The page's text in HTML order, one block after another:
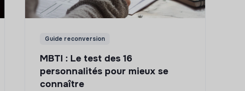
Guide reconversion
MBTI : Le test des 16
personnalités pour mieux se
connaître